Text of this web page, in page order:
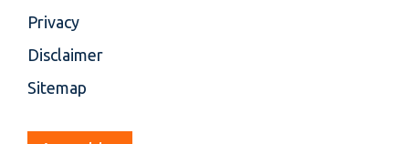
Privacy
Disclaimer
Sitemap